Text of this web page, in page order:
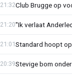
Club Brugge op
21:32
"Ik verlaat
21:20
Standard hoopt
21:01
Stevige bom
20:39